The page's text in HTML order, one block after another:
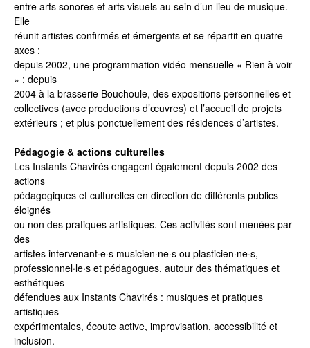
entre arts sonores et arts visuels au sein d’un lieu de musique.
Elle
réunit artistes confirmés et émergents et se répartit en quatre
axes :
depuis 2002, une programmation vidéo mensuelle « Rien à voir
» ; depuis
2004 à la brasserie Bouchoule, des expositions personnelles et
collectives (avec productions d’œuvres) et l’accueil de projets
extérieurs ; et plus ponctuellement des résidences d’artistes.
Pédagogie & actions culturelles
Les Instants Chavirés engagent également depuis 2002 des
actions
pédagogiques et culturelles en direction de différents publics
éloignés
ou non des pratiques artistiques. Ces activités sont menées par
des
artistes intervenant·e·s musicien·ne·s ou plasticien·ne·s,
professionnel·le·s et pédagogues, autour des thématiques et
esthétiques
défendues aux Instants Chavirés : musiques et pratiques
artistiques
expérimentales, écoute active, improvisation, accessibilité et
inclusion.